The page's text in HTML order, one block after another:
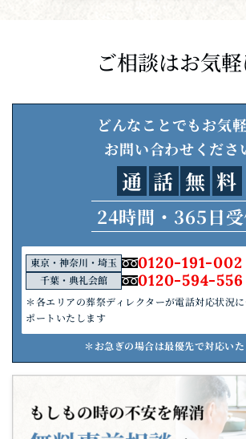
ご相談はお気
どんなことでもお気
お問い合わせくださ
通 話 無 料
24時間・365日
東京・神奈川・埼玉 0120-191-002
千葉・典礼会館 0120-594-556
＊各エリアの葬祭ディレクターが電話対応状況
ポートいたします
＊お急ぎの場合は最優先で対応い